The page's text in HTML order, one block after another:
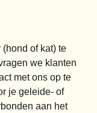
of kat) te
we klanten
met ons op te
je geleide- of
aan het